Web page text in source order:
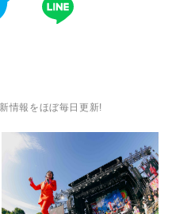
情報をほぼ毎日更新!